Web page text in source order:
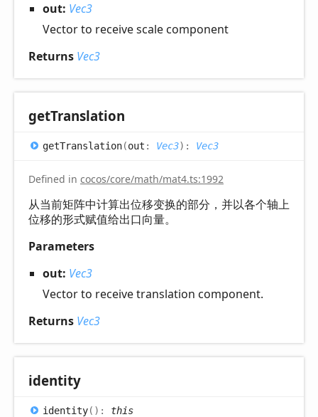
out: Vec3
Vector to receive scale component
Returns Vec3
getTranslation
getTranslation(out : Vec3) : Vec3
Defined in cocos/core/math/mat4.ts:1992
从当前矩阵中计算出位移变换的部分，并以各个轴上
位移的形式赋值给出口向量。
Parameters
out: Vec3
Vector to receive translation component.
Returns Vec3
identity
identity( ) : this